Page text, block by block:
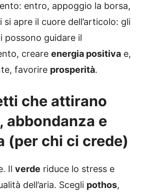
entro, appoggio la borsa,
si apre il cuore dell’articolo: gli
possono guidare il
creare energia positiva e,
favorire prosperità.
che attirano
abbondanza e
(per chi ci crede)
Il verde riduce lo stress e
dell’aria. Scegli pothos,